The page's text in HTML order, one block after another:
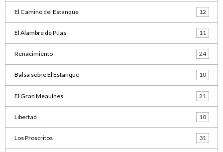
El Camino del Estanque 12
El Alambre de Púas 11
Renacimiento 24
Balsa sobre El Estanque 10
El Gran Meaulnes 21
Libertad 10
Los Proscritos 31